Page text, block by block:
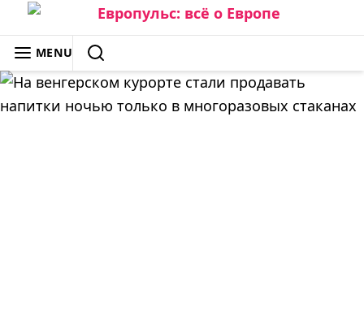
Skip
to
content
ЕВРОПУЛЬС: ВСЁ О ЕВРОПЕ
MENU
SEARCH